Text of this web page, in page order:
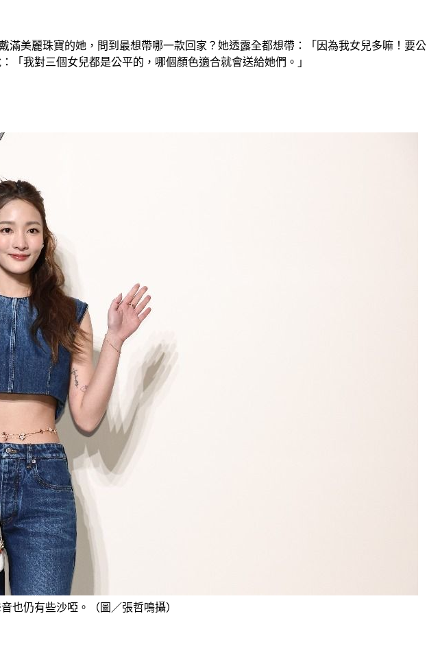
滿美麗珠寶的她，問到最想帶哪一款回家？她透露全都想帶：「因為我女兒多嘛！要公
我對三個女兒都是公平的，哪個顏色適合就會送給她們。」
也仍有些沙啞。（圖／張哲鳴攝）